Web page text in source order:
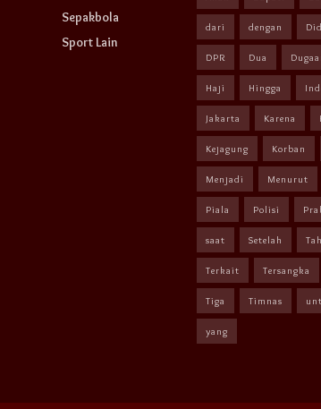
Sepakbola
Sport Lain
dari dengan
DPR Dua
Haji Hingga
Jakarta Karena
Kejagung Korban
Menjadi Menurut
Piala Polisi
saat Setelah
Terkait Tersangka
Tiga Timnas
yang